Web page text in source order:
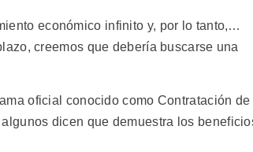
económico infinito y, por lo tanto,…
creemos que debería buscarse una
oficial conocido como Contratación de
dicen que demuestra los